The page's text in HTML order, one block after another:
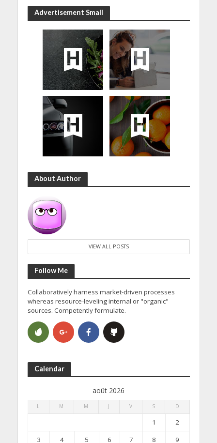
Advertisement Small
About Author
VIEW ALL POSTS
Follow Me
Collaboratively harness market-driven processes
whereas resource-leveling internal or "organic"
sources. Competently formulate.
Calendar
août 2026
L M M J V S D
1
2
3
4 5 6 7 8 9